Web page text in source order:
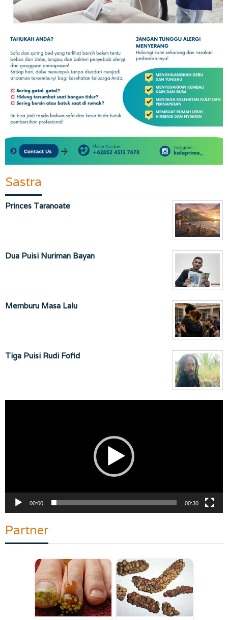
Sastra
Princes Taranoate
Dua Puisi Nuriman Bayan
Memburu Masa Lalu
Tiga Puisi Rudi Fofid
00:00 00:30
Partner